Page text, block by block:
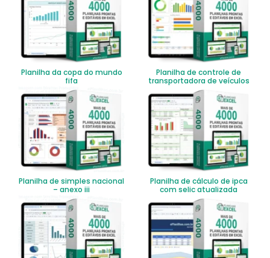
Planilha da copa do mundo
fifa
Planilha de controle de
transportadora de veículos
Planilha de simples nacional
– anexo iii
Planilha de cálculo de ipca
com selic atualizada